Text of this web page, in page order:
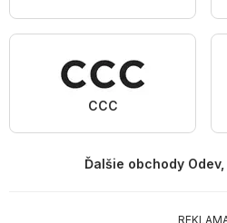
CCC
Ďalšie obchody